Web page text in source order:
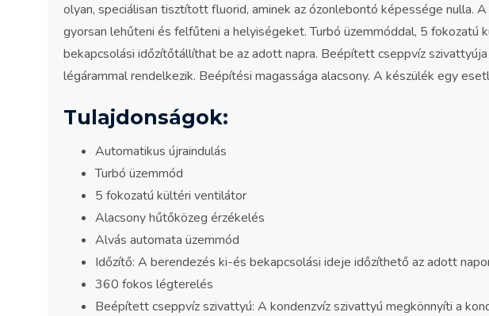
olyan, speciálisan tisztított fluorid, aminek az ózonlebontó képessége
gyorsan lehűteni és felfűteni a helyiségeket. Turbó üzemmóddal, 5
bekapcsolási időzítőtállíthat be az adott napra. Beépített cseppvíz
légárammal rendelkezik. Beépítési magassága alacsony. A készülék egy
Tulajdonságok:
Automatikus újraindulás
Turbó üzemmód
5 fokozatú kültéri ventilátor
Alacsony hűtőközeg érzékelés
Alvás automata üzemmód
Időzítő: A berendezés ki-és bekapcsolási ideje időzíthető az adott
360 fokos légterelés
Beépített cseppvíz szivattyú: A kondenzvíz szivattyú megkönnyíti a